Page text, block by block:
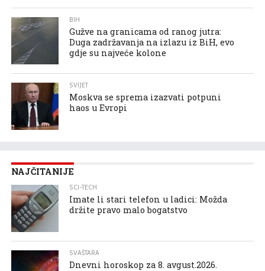
BIH
Gužve na granicama od ranog jutra:
Duga zadržavanja na izlazu iz BiH, evo
gdje su najveće kolone
SVIJET
Moskva se sprema izazvati potpuni
haos u Evropi
NAJČITANIJE
SCI-TECH
Imate li stari telefon u ladici: Možda
držite pravo malo bogatstvo
SVAŠTARA
Dnevni horoskop za 8. avgust.2026.